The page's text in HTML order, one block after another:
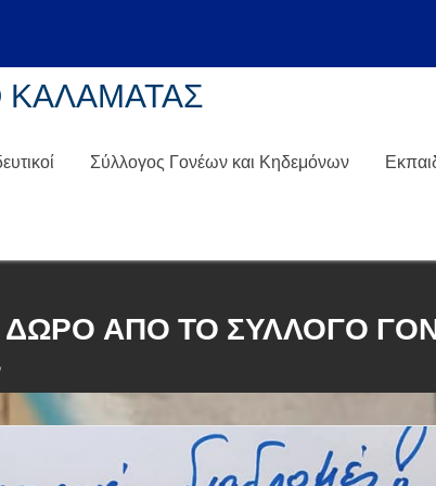
ΚΑΛΑΜΑΤΑΣ
ΑΠΌ ΤΟ ΣΎΛΛΟΓΟ